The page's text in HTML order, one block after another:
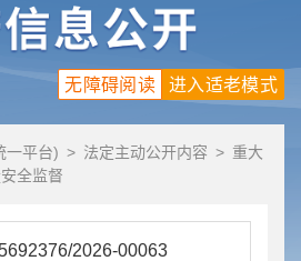
进入适老模式
无障碍阅读
一平台) > 法定主动公开内容 > 重大
全监督
2026-00063